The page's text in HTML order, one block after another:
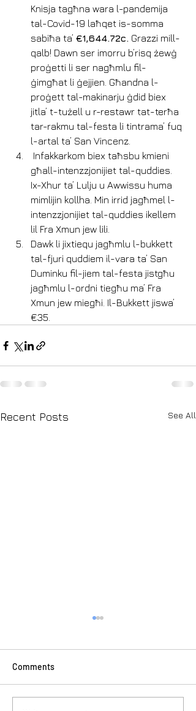
Knisja tagħna wara l-pandemija
tal-Covid-19 laħqet is-somma
sabiħa ta’ €1,644.72c. Grazzi mill-
qalb! Dawn ser imorru b’risq żewġ
proġetti li ser nagħmlu fil-
ġimgħat li ġejjien. Għandna l-
proġett tal-makinarju ġdid biex
jitla’ t-tużell u r-restawr tat-terħa
tar-rakmu tal-festa li tintrama’ fuq
l-artal ta’ San Vincenz.
għall-intenzzjonijiet tal-quddies.
Ix-Xhur ta’ Lulju u Awwissu huma
mimlijin kollha. Min irrid jagħmel l-
intenzzjonijiet tal-quddies ikellem
lil Fra Xmun jew lili.
Dawk li jixtiequ jagħmlu l-bukkett
tal-fjuri quddiem il-vara ta’ San
Duminku fil-jiem tal-festa jistgħu
jagħmlu l-ordni tiegħu ma’ Fra
Xmun jew miegħi. Il-Bukkett jiswa’
€35.
Recent Posts See All
Comments